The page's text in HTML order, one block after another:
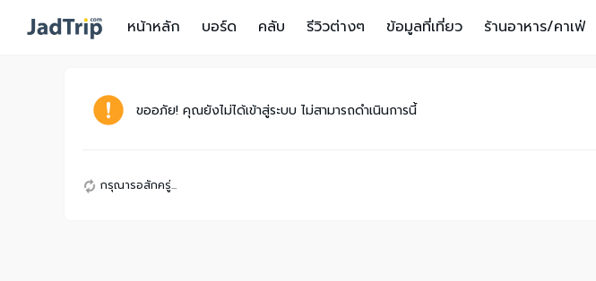
หน้าหลัก บอร์ด คลับ รีวิวต่างๆ ข้อมูลที่เที่ยว ร้านอาหาร/คาเฟ่
ขออภัย! คุณยังไม่ได้เข้าสู่ระบบ ไม่สามารถดำเนินการนี้
กรุณารอสักครู่...